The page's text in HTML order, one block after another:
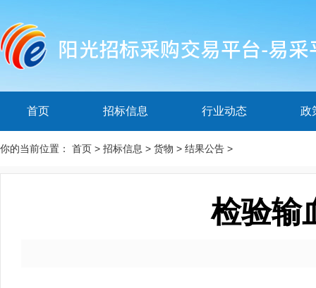
首页 招标信息 行业动态 政
你的当前位置： 首页 > 招标信息 > 货物 > 结果公告 >
检验输